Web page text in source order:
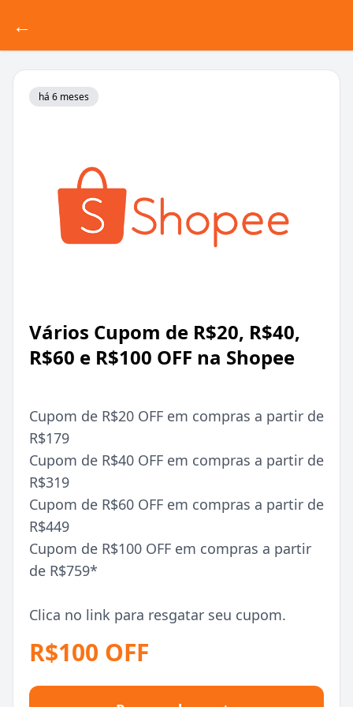
←
há 6 meses
Vários Cupom de R$20, R$40,
R$60 e R$100 OFF na Shopee
Cupom de R$20 OFF em compras a partir de
R$179
Cupom de R$40 OFF em compras a partir de
R$319
Cupom de R$60 OFF em compras a partir de
R$449
Cupom de R$100 OFF em compras a partir
de R$759*
Clica no link para resgatar seu cupom.
R$100 OFF